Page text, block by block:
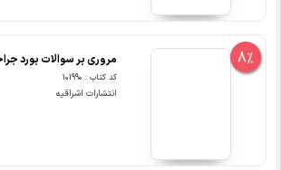
8% مروری بر سوالات بورد
کد کتاب : 101990
انتشارات اشراقیه